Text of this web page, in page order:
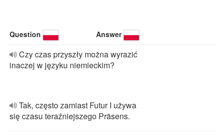
Question Answer
Czy czas przyszły można wyrazić
inaczej w języku niemieckim?
Tak, często zamiast Futur I używa
się czasu teraźniejszego Präsens.